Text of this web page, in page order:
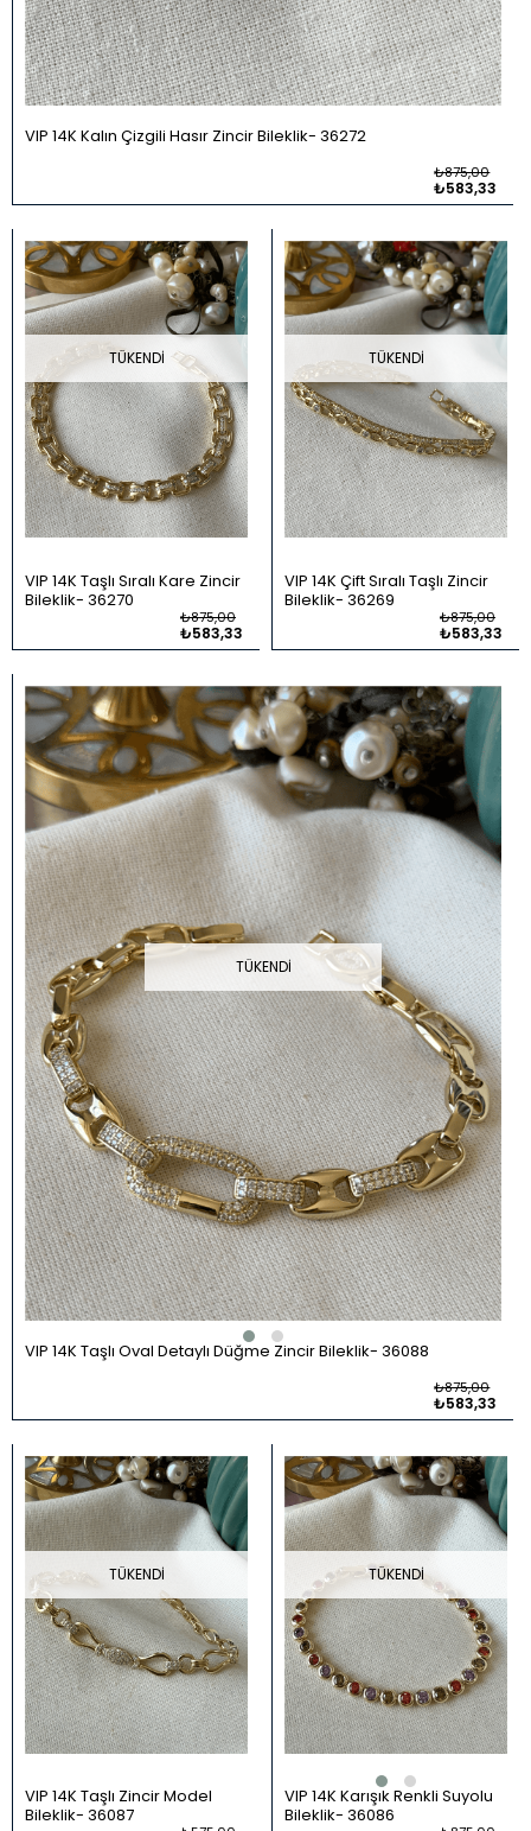
VIP 14K Kalın Çizgili Hasır Zincir Bileklik 36272
₺583,33
₺875,00
TÜKENDI
VIP 14K Taşlı Sıralı Kare Zincir
Bileklik 36270
₺583,33
₺875,00
TÜKENDI
VIP 14K Çift Sıralı Taşlı Zincir
Bileklik 36269
₺583,33
₺875,00
TÜKENDI
VIP 14K Taşlı Oval Detaylı Düğme Zincir Bileklik 36088
₺583,33
₺875,00
TÜKENDI
VIP 14K Taşlı Zincir Model
Bileklik 36087
TÜKENDI
VIP 14K Karışık Renkli Suyolu
Bileklik 36086